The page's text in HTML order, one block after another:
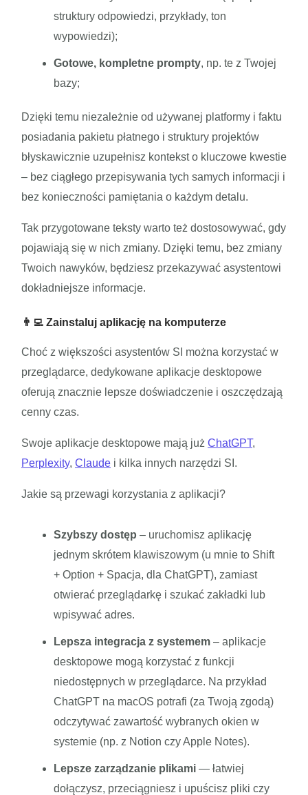
struktury odpowiedzi, przykłady, ton
wypowiedzi);
Gotowe, kompletne prompty, np. te z Twojej
bazy;
Dzięki temu niezależnie od używanej platformy i faktu
posiadania pakietu płatnego i struktury projektów
błyskawicznie uzupełnisz kontekst o kluczowe kwestie
– bez ciągłego przepisywania tych samych informacji i
bez konieczności pamiętania o każdym detalu.
Tak przygotowane teksty warto też dostosowywać, gdy
pojawiają się w nich zmiany. Dzięki temu, bez zmiany
Twoich nawyków, będziesz przekazywać asystentowi
dokładniejsze informacje.
👨‍💻 Zainstaluj aplikację na komputerze
Choć z większości asystentów SI można korzystać w
przeglądarce, dedykowane aplikacje desktopowe
oferują znacznie lepsze doświadczenie i oszczędzają
cenny czas.
Swoje aplikacje desktopowe mają już ChatGPT,
Perplexity, Claude i kilka innych narzędzi SI.
Jakie są przewagi korzystania z aplikacji?
Szybszy dostęp – uruchomisz aplikację
jednym skrótem klawiszowym (u mnie to Shift
+ Option + Spacja, dla ChatGPT), zamiast
otwierać przeglądarkę i szukać zakładki lub
wpisywać adres.
Lepsza integracja z systemem – aplikacje
desktopowe mogą korzystać z funkcji
niedostępnych w przeglądarce. Na przykład
ChatGPT na macOS potrafi (za Twoją zgodą)
odczytywać zawartość wybranych okien w
systemie (np. z Notion czy Apple Notes).
Lepsze zarządzanie plikami — łatwiej
dołączysz, przeciągniesz i upuścisz pliki czy